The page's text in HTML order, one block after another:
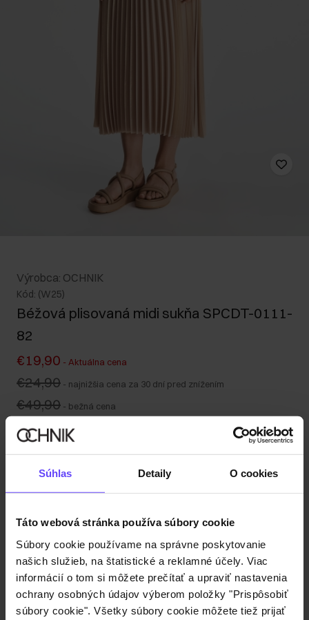
Súhlas Detaily O cookies
Táto webová stránka používa súbory cookie
Súbory cookie používame na správne poskytovanie
našich služieb, na štatistické a reklamné účely. Viac
informácií o tom si môžete prečítať a upraviť nastavenia
ochrany osobných údajov výberom položky "Prispôsobiť
súbory cookie". Všetky súbory cookie môžete tiež prijať
Výrobca: OCHNIK
Kód: (W25)
Béžová plisovaná midi sukňa SPCDT-0111-
82
€19,90 - Aktuálna cena
€24,90 - najnižšia cena za 30 dní pred znížením
€49,90 - bežná cena
Tabuľka veľkostí
Naša modelka meria 174 cm a nosí veľkosť S.
Popis produktu
Detaily
Zloženie